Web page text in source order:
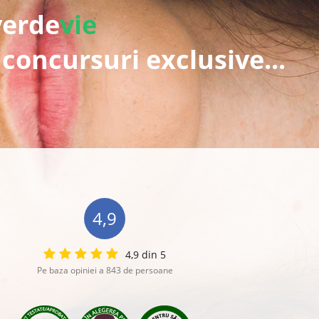
vie
exclusive...
4,9
4,9 din 5
Pe baza opiniei a 843 de persoane